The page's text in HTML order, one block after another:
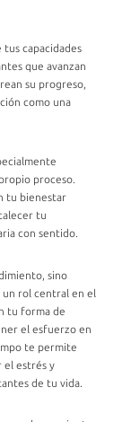
capacidades
que avanzan
su progreso,
como una
proceso.
tu bienestar
tu
con sentido.
sino
un rol central en el
tu forma de
el esfuerzo en
te permite
el estrés y
de tu vida.